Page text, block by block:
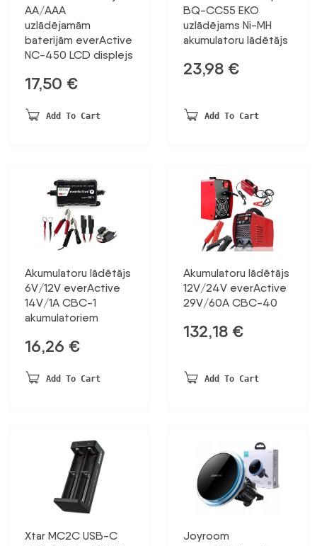
AA/AAA
uzlādējamām
baterijām everActive
NC-450 LCD displejs
17,50 €
Add To Cart
BQ-CC55 EKO
uzlādējams Ni-MH
akumulatoru lādētājs
23,98 €
Add To Cart
Akumulatoru lādētājs
6V/12V everActive
14V/1A CBC-1
akumulatoriem
16,26 €
Add To Cart
Akumulatoru lādētājs
12V/24V everActive
29V/60A CBC-40
132,18 €
Add To Cart
Xtar MC2C USB-C
Joyroom